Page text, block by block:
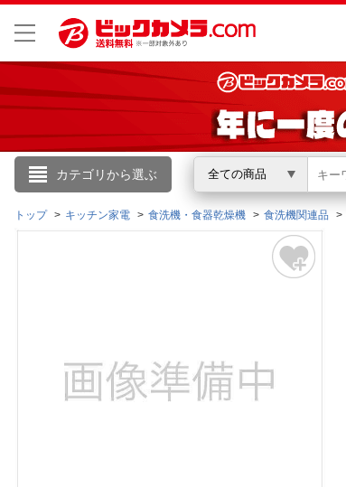
カテゴリから選ぶ 全ての商品
こんにちは
ログイン
閲覧履歴
トップ キッチン家電 食洗機・食器乾燥機 食洗機関連品